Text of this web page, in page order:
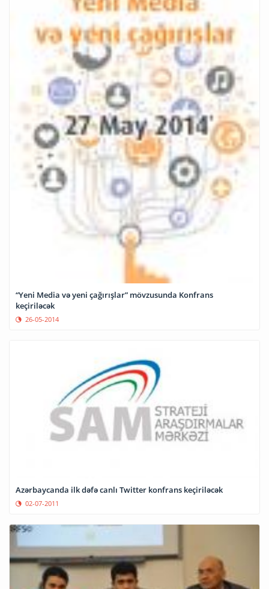
“Yeni Media və yeni çağırışlar” mövzusunda Konfrans
keçiriləcək
26-05-2014
Azərbaycanda ilk dəfə canlı Twitter konfrans keçiriləcək
02-07-2011